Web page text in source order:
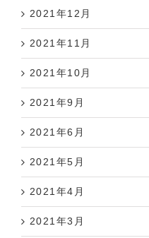
2021年12月
2021年11月
2021年10月
2021年9月
2021年6月
2021年5月
2021年4月
2021年3月